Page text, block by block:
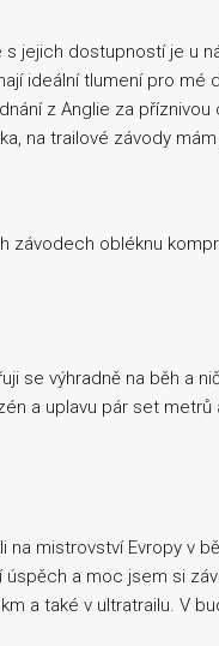
jejich dostupností je u
ideální tlumení pro mé
z Anglie za příznivou
na trailové závody
závodech obléknu
se výhradně na běh a
a uplavu pár set
mistrovství Evropy v
a moc jsem si
a také v ultratrailu. V